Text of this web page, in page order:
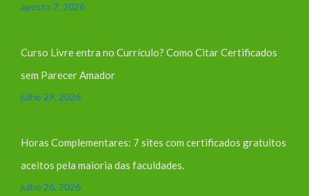
agosto 7, 2026
Curso Livre entra no Currículo? Como Citar Certificados
sem Parecer Amador
julho 29, 2026
Horas Complementares: 7 sites com certificados gratuitos
aceitos pela maioria das faculdades.
julho 26, 2026